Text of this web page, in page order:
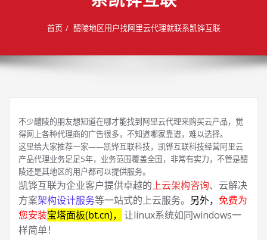
首页 醴陵地区用户找阿里云代理就联系凯铧互联
不少醴陵的朋友想知道在哪才能找到阿里云代理来购买云产品，觉
得网上各种代理商的广告很多，不知道哪家靠谱，难以选择。
这里给大家推荐一家——凯铧互联科技，凯铧互联科技经营阿里云
产品代理业务足足5年，业务范围覆盖全国，非常有实力，不管是醴
陵还是其地区的用户都可以提供服务。
凯铧互联为企业客户提供卓越的上云架构咨询、云解决
方案架构设计服务等一站式的上云服务。 另外， 免费为
您安装宝塔面板(bt.cn)， 让linux系统如同windows一
样简单！